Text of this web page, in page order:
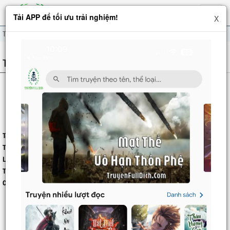
Hiện
menu
Thuộc Tính Tu Hành Nhân Sinh Của Ta
THÔNG TIN TRUYỆN
THUỘC TÍNH TU HÀNH NHÂN SINH CỦA TA
Tác giả: Unknow
Thể loại:
Huyền Huyễn Hệ Thống,Xuyên Không
Lượt xem:
Trạng thái:
Hoàn thành
Cập nhập: 2025-12-14 10:50:15
Đây là câu chuyện về một người hiện đại xuyên về cổ đại, trở về một thế giới
thật chân, không có bất kỳ cái gì gọi là siêu phàm. Hắn chỉ có thể dựa vào
việc thuộc tính hoá tất cả số liệu của dị năng để từ từ nổi lên.
Tải APP để tối ưu trải nghiệm! X